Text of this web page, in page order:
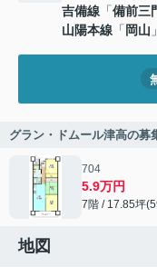
吉備線 「備前三
山陽本線 「 岡山
グラン・ドムール津高の募
704
5.9万円
7階 / 17.85坪
地図